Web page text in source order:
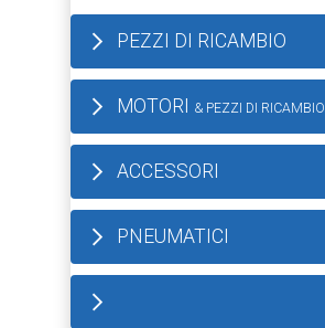
PEZZI DI RICAMBIO
MOTORI & PEZZI DI RICAMBIO
ACCESSORI
PNEUMATICI